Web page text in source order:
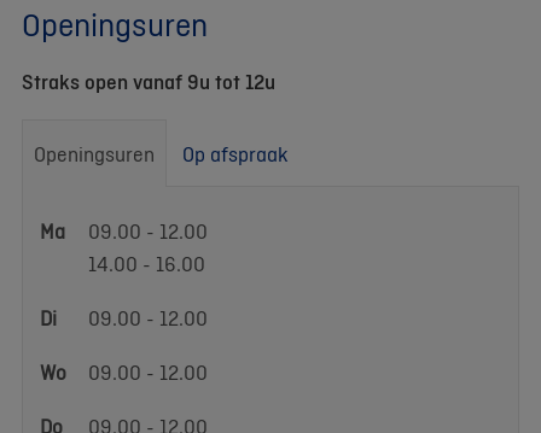
Openingsuren
Straks open vanaf 9u tot 12u
Openingsuren Op afspraak
Openingsuren
Ma
09.00 - 12.00
14.00 - 16.00
Di
09.00 - 12.00
Wo
09.00 - 12.00
Do
09.00 - 12.00